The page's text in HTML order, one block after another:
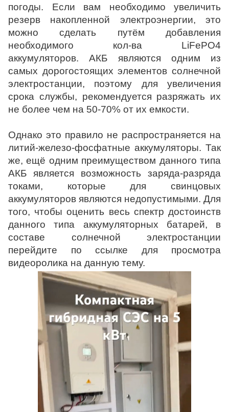
погоды. Если вам необходимо увеличить
резерв накопленной электроэнергии, это
можно сделать путём добавления
необходимого кол-ва LiFePO4
аккумуляторов. АКБ являются одним из
самых дорогостоящих элементов солнечной
электростанции, поэтому для увеличения
срока службы, рекомендуется разряжать их
не более чем на 50-70% от их емкости.
Однако это правило не распространяется на
литий-железо-фосфатные аккумуляторы. Так
же, ещё одним преимуществом данного типа
АКБ является возможность заряда-разряда
токами, которые для свинцовых
аккумуляторов являются недопустимыми. Для
того, чтобы оценить весь спектр достоинств
данного типа аккумуляторных батарей, в
составе солнечной электростанции
перейдите по ссылке для просмотра
видеоролика на данную тему.